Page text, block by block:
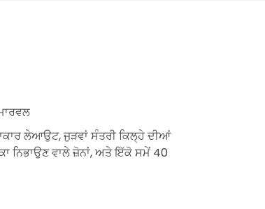
ਲੇਆਉਟ, ਜੁੜਵਾਂ ਸੰਤਰੀ ਕਿਲ੍ਹੇ ਦੀਆਂ
ਨਿਭਾਉਣ ਵਾਲੇ ਜ਼ੋਨਾਂ, ਅਤੇ ਇੱਕੋ ਸਮੇਂ 40